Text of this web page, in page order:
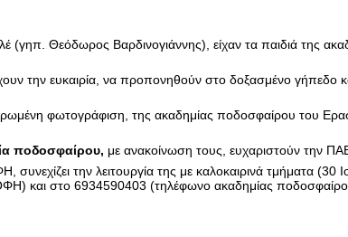
(γηπ. Θεόδωρος Βαρδινογιάννης), είχαν τα παιδιά της
την ευκαιρία, να προπονηθούν στο δοξασμένο γήπεδο
φωτογράφιση, της ακαδημίας ποδοσφαίρου του
ποδοσφαίρου, με ανακοίνωση τους, ευχαριστούν την
την λειτουργία της με καλοκαιρινά τμήματα (30
και στο 6934590403 (τηλέφωνο ακαδημίας